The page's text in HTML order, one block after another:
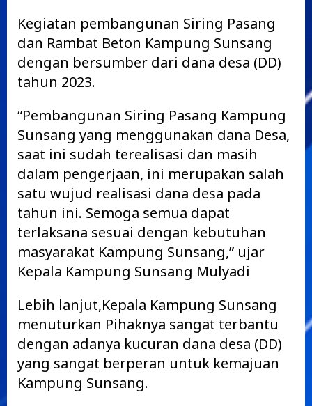
Kegiatan pembangunan Siring Pasang
dan Rambat Beton Kampung Sunsang
dengan bersumber dari dana desa (DD)
tahun 2023.
“Pembangunan Siring Pasang Kampung
Sunsang yang menggunakan dana Desa,
saat ini sudah terealisasi dan masih
dalam pengerjaan, ini merupakan salah
satu wujud realisasi dana desa pada
tahun ini. Semoga semua dapat
terlaksana sesuai dengan kebutuhan
masyarakat Kampung Sunsang,” ujar
Kepala Kampung Sunsang Mulyadi
Lebih lanjut,Kepala Kampung Sunsang
menuturkan Pihaknya sangat terbantu
dengan adanya kucuran dana desa (DD)
yang sangat berperan untuk kemajuan
Kampung Sunsang.